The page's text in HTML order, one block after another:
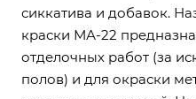
сиккатива и добавок.
краски МА-22
отделочных работ (за
полов) и для окраски